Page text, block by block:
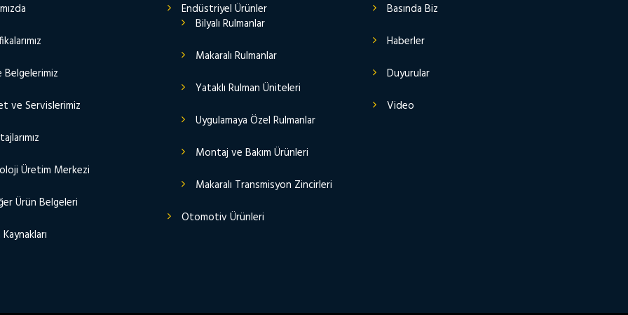
Belgelerimiz
ve Servislerimiz
Üretim Merkezi
Ürün Belgeleri
Endüstriyel Ürünler
Bilyalı Rulmanlar
Makaralı Rulmanlar
Yataklı Rulman Üniteleri
Uygulamaya Özel Rulmanlar
Montaj ve Bakım Ürünleri
Makaralı Transmisyon Zincirleri
Otomotiv Ürünleri
Basında Biz
Haberler
Duyurular
Video